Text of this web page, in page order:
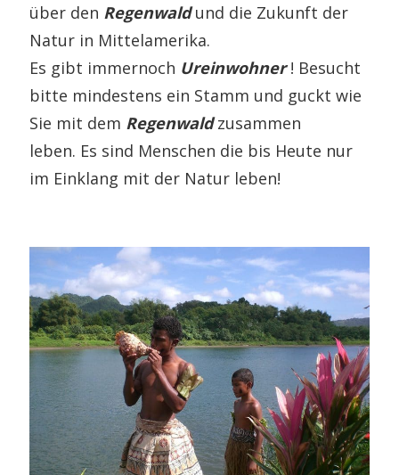
über den Regenwaldund die Zukunft der
Natur in Mittelamerika.
Es gibt immernoch Ureinwohner ! Besucht
bitte mindestens ein Stamm und guckt wie
Sie mit dem Regenwald zusammen
leben. Es sind Menschen die bis Heute nur
im Einklang mit der Natur leben!